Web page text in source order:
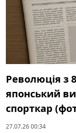
Революція з
японський
спорткар
27.07.26 00:34